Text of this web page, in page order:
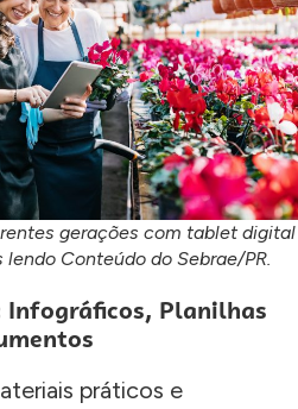
gerações com tablet digital
Conteúdo do Sebrae/PR.
Planilhas
práticos e